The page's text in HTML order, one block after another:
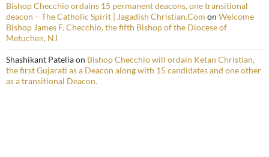
Bishop Checchio ordains 15 permanent deacons, one transitional
deacon – The Catholic Spirit | Jagadish Christian.Com on Welcome
Bishop James F. Checchio, the fifth Bishop of the Diocese of
Metuchen, NJ
Shashikant Pateliaon Bishop Checchio will ordain Ketan Christian,
the first Gujarati as a Deacon along with 15 candidates and one other
as a transitional Deacon.